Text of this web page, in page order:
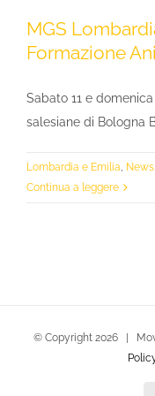
MGS
Formazione
Sabato 11 e
salesiane di Bologna
Lombardia e Emilia News
Continua a leggere
© Copyright 2026 |